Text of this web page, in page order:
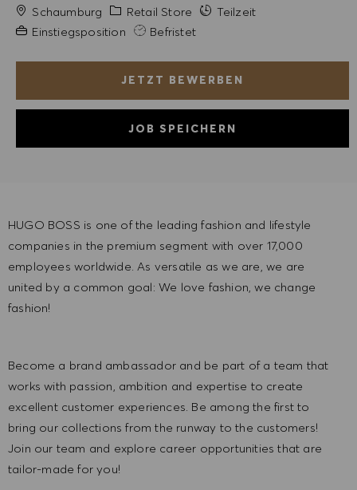
StadtSchaumburg Kategorie
Retail Store
Teilzeit
Erfahrung erforderlich
Einstiegsposition Befristet
JETZT BEWERBEN
JOB SPEICHERN
HUGO BOSS is one of the leading fashion and lifestyle
companies in the premium segment with over 17,000
employees worldwide. As versatile as we are, we are
united by a common goal: We love fashion, we change
fashion!
Become a brand ambassador and be part of a team that
works with passion, ambition and expertise to create
excellent customer experiences. Be among the first to
bring our collections from the runway to the customers!
Join our team and explore career opportunities that are
tailor-made for you!